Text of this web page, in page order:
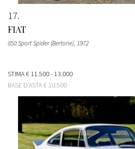
17
FIAT
850 Sport Spider (Bertone), 1972
STIMA€ 11.500 - 13.000
BASE D'ASTA€ 10.500